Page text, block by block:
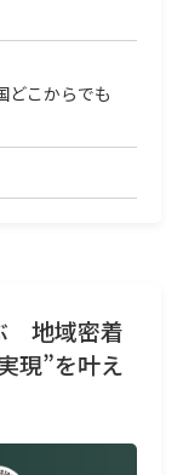
どこからでも
地域密着
現”を叶え